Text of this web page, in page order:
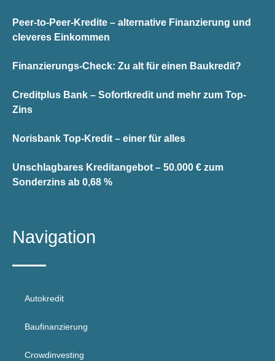
Peer-to-Peer-Kredite – alternative Finanzierung und
cleveres Einkommen
Finanzierungs-Check: Zu alt für einen Baukredit?
Creditplus Bank – Sofortkredit und mehr zum Top-
Zins
Norisbank Top-Kredit – einer für alles
Unschlagbares Kreditangebot – 50.000 € zum
Sonderzins ab 0,68 %
Navigation
Autokredit
Baufinanzierung
Crowdinvesting